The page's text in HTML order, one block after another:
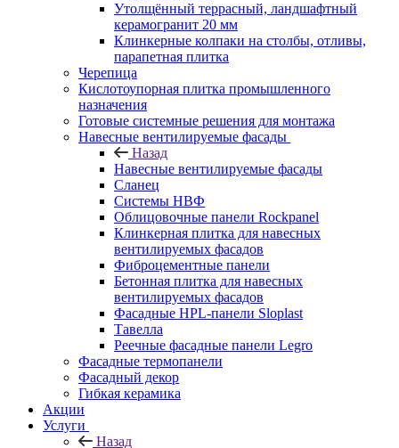
Утолщённый террасный, ландшафтный
керамогранит 20 мм
Клинкерные колпаки на столбы, отливы,
парапетная плитка
Черепица
Кислотоупорная плитка промышленного
назначения
Готовые системные решения для монтажа
Навесные вентилируемые фасады
Назад
Навесные вентилируемые фасады
Сланец
Системы НВФ
Облицовочные панели Rockpanel
Клинкерная плитка для навесных
вентилируемых фасадов
Фиброцементные панели
Бетонная плитка для навесных
вентилируемых фасадов
Фасадные HPL-панели Sloplast
Тавелла
Реечные фасадные панели Legro
Фасадные термопанели
Фасадный декор
Гибкая керамика
Акции
Услуги
Назад